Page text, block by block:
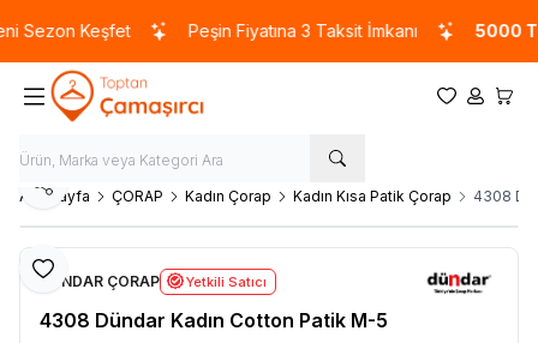
Keşfet Peşin Fiyatına 3 Taksit İmkanı 5000 TL
Favorilerim
Hesabım
Ana Sayfa ÇORAP Kadın Çorap Kadın Kısa Patik Çorap 4308
Favoriye Ekle
Paylaş
DÜNDAR ÇORAP Yetkili Satıcı
4308 Dündar Kadın Cotton Patik M-5